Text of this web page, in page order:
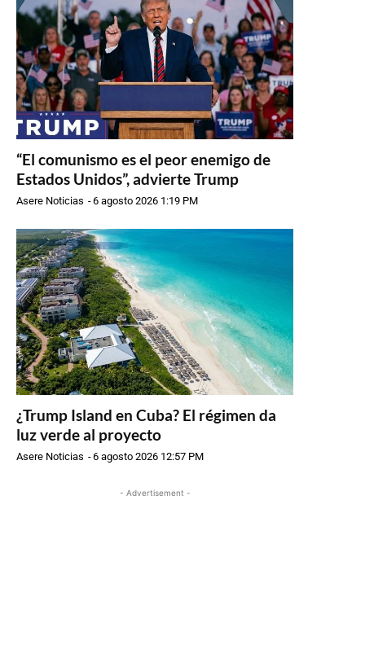
“El comunismo es el peor enemigo de
Estados Unidos”, advierte Trump
Asere Noticias -6 agosto 2026 1:19 PM
¿Trump Island en Cuba? El régimen da
luz verde al proyecto
Asere Noticias -6 agosto 2026 12:57 PM
- Advertisement -